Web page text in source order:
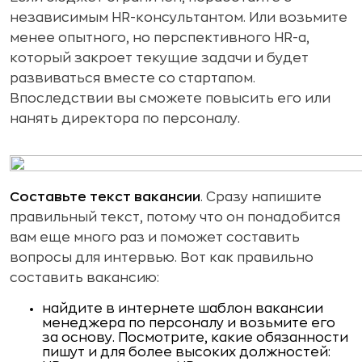
независимым HR-консультантом. Или возьмите
менее опытного, но перспективного HR-а,
который закроет текущие задачи и будет
развиваться вместе со стартапом.
Впоследствии вы сможете повысить его или
нанять директора по персоналу.
Составьте текст вакансии. Сразу напишите
правильный текст, потому что он понадобится
вам еще много раз и поможет составить
вопросы для интервью. Вот как правильно
составить вакансию:
найдите в интернете шаблон вакансии
менеджера по персоналу и возьмите его
за основу. Посмотрите, какие обязанности
пишут и для более высоких должностей: